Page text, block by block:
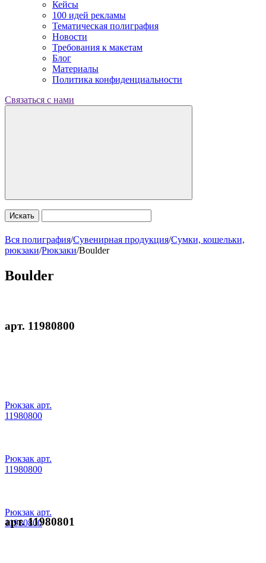
Кейсы
100 идей рекламы
Тематическая полиграфия
Новости
Требования к макетам
Блог
Материалы
Политика конфиденциальности
Связаться с нами
Искать
Вся полиграфия/Сувенирная продукция/Сумки, кошельки,
рюкзаки/Рюкзаки/Boulder
Boulder
арт. 11980800
Рюкзак арт.
11980800
Рюкзак арт.
11980800
Рюкзак арт.
11980800
арт. 11980801